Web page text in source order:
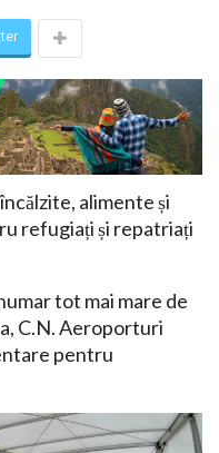
alimente și
refugiați și repatriați
tot mai mare de
C.N. Aeroporturi
pentru